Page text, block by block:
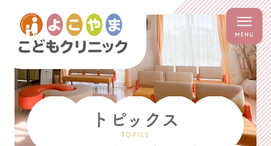
トピックス
TOPICS